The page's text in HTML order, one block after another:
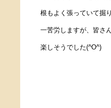
根もよく張っていて掘
一苦労しますが、皆さ
楽しそうでした(^O^)